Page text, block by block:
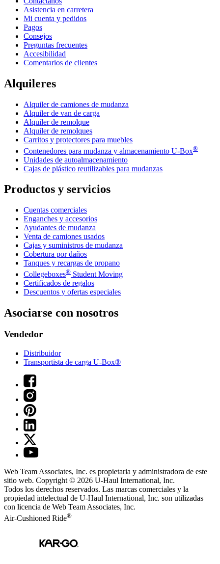
Asistencia en carretera
Mi cuenta y pedidos
Pagos
Consejos
Preguntas frecuentes
Accesibilidad
Comentarios de clientes
Alquileres
Alquiler de camiones de mudanza
Alquiler de van de carga
Alquiler de remolque
Alquiler de remolques
Carritos y protectores para muebles
Contenedores para mudanza y almacenamiento U-Box®
Unidades de autoalmacenamiento
Cajas de plástico reutilizables para mudanzas
Productos y servicios
Cuentas comerciales
Enganches y accesorios
Ayudantes de mudanza
Venta de camiones usados
Cajas y suministros de mudanza
Cobertura por daños
Tanques y recargas de propano
Collegeboxes® Student Moving
Certificados de regalos
Descuentos y ofertas especiales
Asociarse con nosotros
Vendedor
Distribuidor
Transportista de carga U-Box®
Web Team Associates, Inc. es propietaria y administradora de este
sitio web. Copyright © 2026 U-Haul International, Inc.
Todos los derechos reservados. Las marcas comerciales y la
propiedad intelectual de U-Haul International, Inc. son utilizadas
con licencia de Web Team Associates, Inc.
Air-Cushioned Ride®